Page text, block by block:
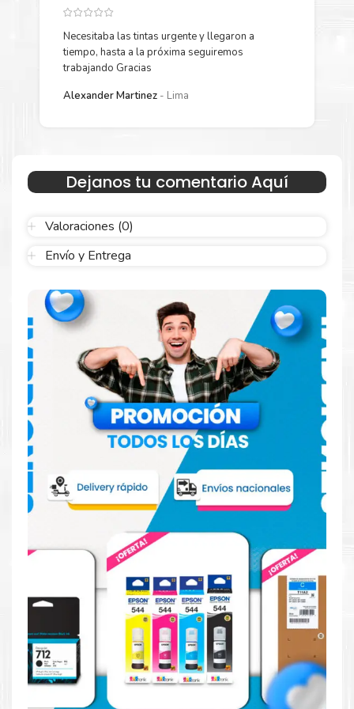
Más información:
Estamos autorizados porLexmark.Hacemos envíos al por
mayor y menor para empresas privadas, del estado y público
en general.
Garantizamos el cumplimiento de su requerimiento de
Negrorápidamente con la extracción automática de sellado y el
embalaje fácil de abrir para comenzar a imprimir enseguida.
Hecho para ser confiable
Confíe en el rendimiento, tanto si imprime en blanco y
negro como en color.
Hecho para ser fácil de usar
Simple y fácil de usar.
Necesitaba las tintas urgente y llegaron a
tiempo, hasta a la próxima seguiremos
trabajando Gracias
Alexander Martinez
Lima
Dejanos tu comentario Aquí
Valoraciones (0)
Envío y Entrega